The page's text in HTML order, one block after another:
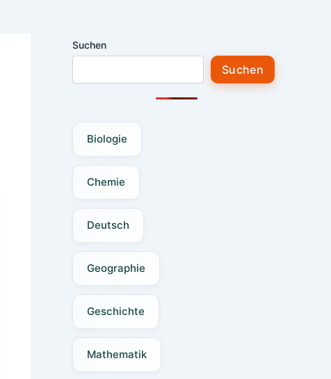
Suchen
Suchen
Biologie
Chemie
Deutsch
Geographie
Geschichte
Mathematik